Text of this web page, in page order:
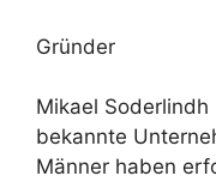
Gründer
Mikael
bekannte
Männer haben